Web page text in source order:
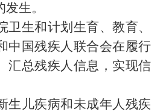
生。
生和计划生育、教育、
中国残疾人联合会在履行
汇总残疾人信息，实现信
儿疾病和未成年人残疾